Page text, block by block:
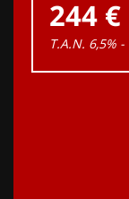
244 €
T.A.N. 6,5% -